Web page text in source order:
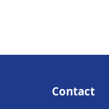
Contact